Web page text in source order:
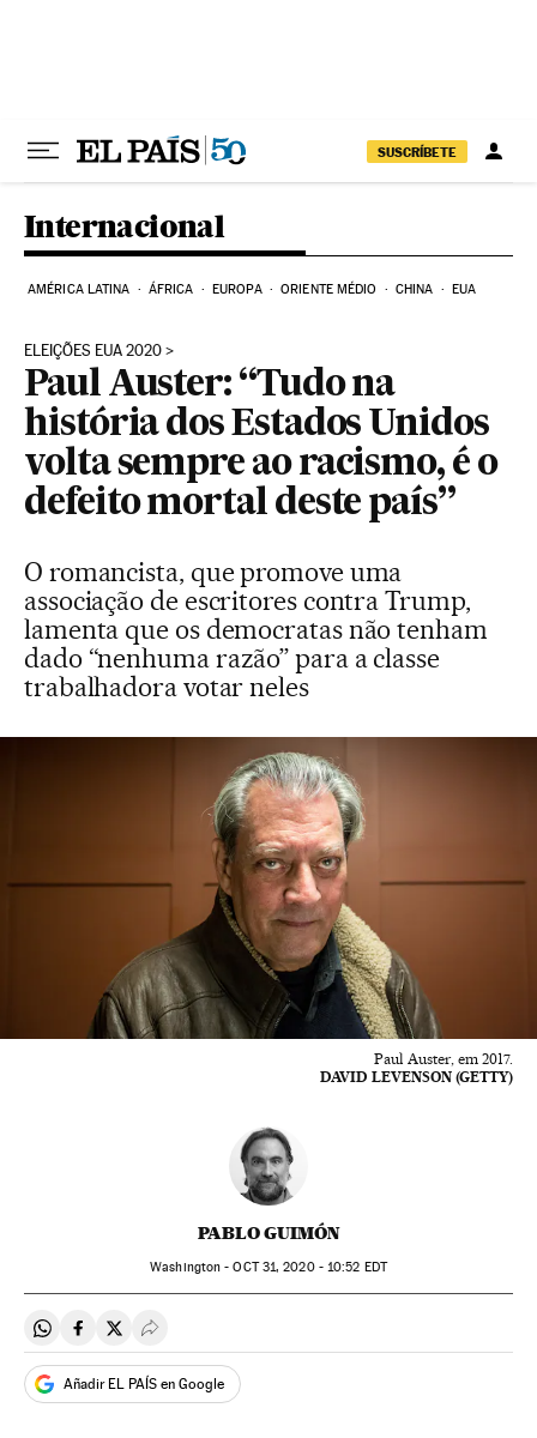
SUSCRÍBETE
Internacional
AMÉRICA LATINA ÁFRICA EUROPA ORIENTE MÉDIO CHINA EUA
ELEIÇÕES EUA 2020
Paul Auster: “Tudo na
história dos Estados Unidos
volta sempre ao racismo, é o
defeito mortal deste país”
O romancista, que promove uma
associação de escritores contra Trump,
lamenta que os democratas não tenham
dado “nenhuma razão” para a classe
trabalhadora votar neles
Paul Auster, em 2017.
DAVID LEVENSON (GETTY)
PABLO GUIMÓN
Washington -OCT31, 2020 - 10:52 EDT
Compartir en Whatsapp
Compartir en Facebook
Compartir en Twitter
Desplegar Redes Sociales
Añadir EL PAÍS en Google